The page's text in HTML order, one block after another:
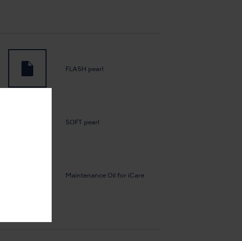
FLASH pearl
SOFT pearl
Maintenance Oil for iCare